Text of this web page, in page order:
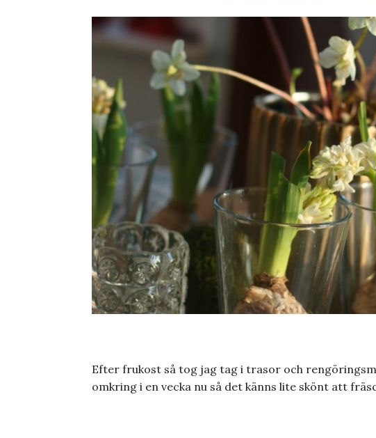
Efter frukost så tog jag tag i trasor och
omkring i en vecka nu så det känns lite skönt att